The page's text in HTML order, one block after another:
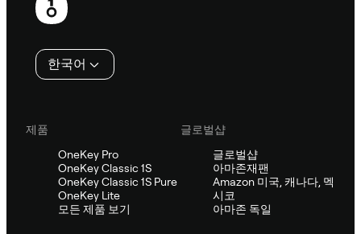
한국어
제품
OneKey Pro
OneKey Classic 1S
OneKey Classic 1S Pure
OneKey Lite
모든 제품 보기
글로벌샵
글로벌샵
아마존재팬
Amazon 미국, 캐나다, 멕
시코
아마존 독일